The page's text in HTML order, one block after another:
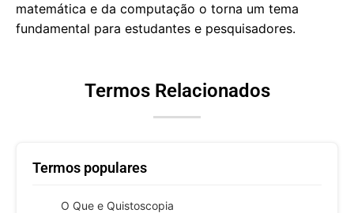
matemática e da computação o torna um tema
fundamental para estudantes e pesquisadores.
Termos Relacionados
Termos populares
O Que e Quistoscopia